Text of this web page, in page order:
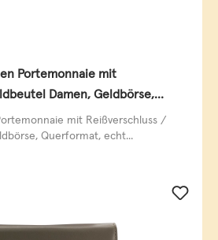
Portemonnaie mit
Damen, Geldbörse,
black/white/red
mit Reißverschluss /
Querformat, echt...